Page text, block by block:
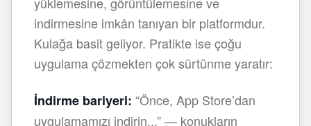
indirmesine imkân tanıyan bir platformdur.
Kulağa basit geliyor. Pratikte ise çoğu
uygulama çözmekten çok sürtünme yaratır:
İndirme bariyeri: “Önce, App Store’dan
uygulamamızı indirin...” — konukların